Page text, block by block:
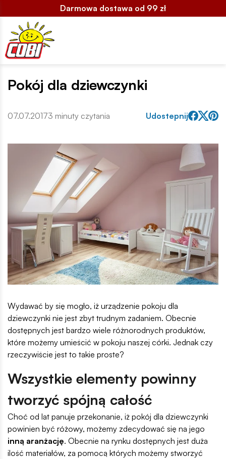
Darmowa dostawa od 99 zł
Pokój dla dziewczynki
07.07.20173 minuty czytania Udostepnij
Wydawać by się mogło, iż urządzenie pokoju dla
dziewczynki nie jest zbyt trudnym zadaniem. Obecnie
dostępnych jest bardzo wiele różnorodnych produktów,
które możemy umieścić w pokoju naszej córki. Jednak czy
rzeczywiście jest to takie proste?
Wszystkie elementy powinny
tworzyć spójną całość
Choć od lat panuje przekonanie, iż pokój dla dziewczynki
powinien być różowy, możemy zdecydować się na jego
inną aranżację. Obecnie na rynku dostępnych jest duża
ilość materiałów, za pomocą których możemy stworzyć